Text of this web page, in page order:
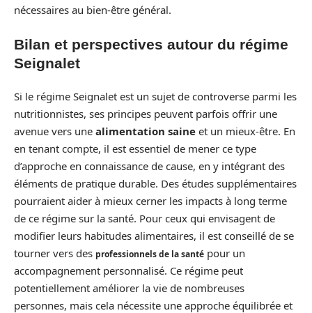
nécessaires au bien-être général.
Bilan et perspectives autour du régime
Seignalet
Si le régime Seignalet est un sujet de controverse parmi les
nutritionnistes, ses principes peuvent parfois offrir une
avenue vers une alimentation saine et un mieux-être. En
en tenant compte, il est essentiel de mener ce type
d’approche en connaissance de cause, en y intégrant des
éléments de pratique durable. Des études supplémentaires
pourraient aider à mieux cerner les impacts à long terme
de ce régime sur la santé. Pour ceux qui envisagent de
modifier leurs habitudes alimentaires, il est conseillé de se
tourner vers des professionnels de la santé pour un
accompagnement personnalisé. Ce régime peut
potentiellement améliorer la vie de nombreuses
personnes, mais cela nécessite une approche équilibrée et